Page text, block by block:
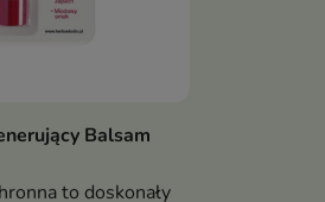
Dodaj do koszyka
Balsam
to doskonały